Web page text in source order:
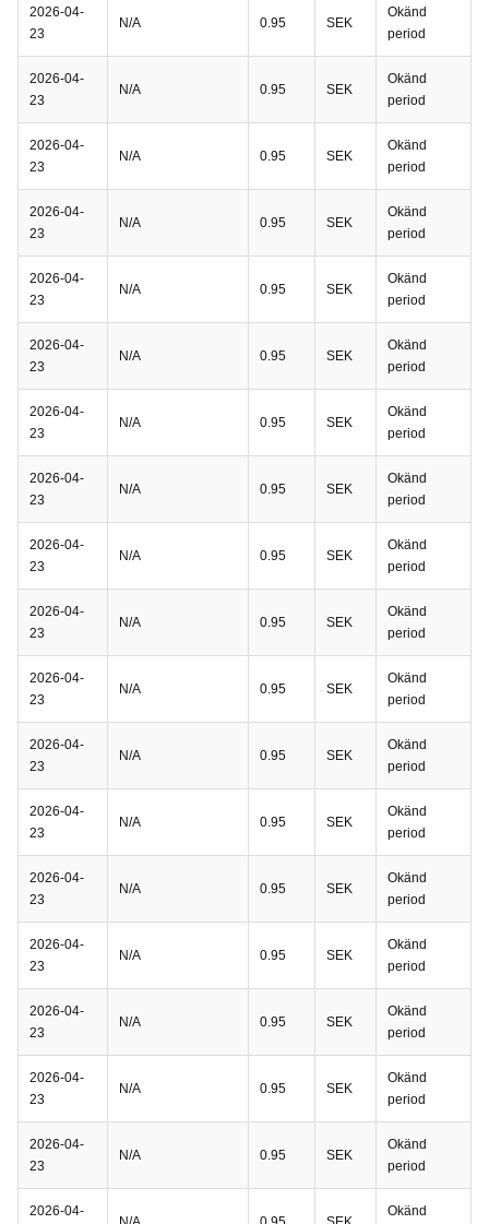
2026-04-
23
N/A 0.95 SEK
Okänd
period
2026-04-
23
N/A 0.95 SEK
Okänd
period
2026-04-
23
N/A 0.95 SEK
Okänd
period
2026-04-
23
N/A 0.95 SEK
Okänd
period
2026-04-
23
N/A 0.95 SEK
Okänd
period
2026-04-
23
N/A 0.95 SEK
Okänd
period
2026-04-
23
N/A 0.95 SEK
Okänd
period
2026-04-
23
N/A 0.95 SEK
Okänd
period
2026-04-
23
N/A 0.95 SEK
Okänd
period
2026-04-
23
N/A 0.95 SEK
Okänd
period
2026-04-
23
N/A 0.95 SEK
Okänd
period
2026-04-
23
N/A 0.95 SEK
Okänd
period
2026-04-
23
N/A 0.95 SEK
Okänd
period
2026-04-
23
N/A 0.95 SEK
Okänd
period
2026-04-
23
N/A 0.95 SEK
Okänd
period
2026-04-
23
N/A 0.95 SEK
Okänd
period
2026-04-
23
N/A 0.95 SEK
Okänd
period
2026-04-
23
N/A 0.95 SEK
Okänd
period
2026-04- Okänd